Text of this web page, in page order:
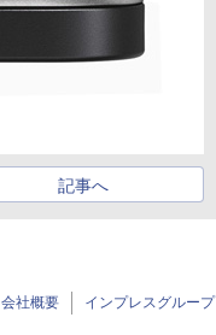
記事へ
会社概要 インプレスグループ